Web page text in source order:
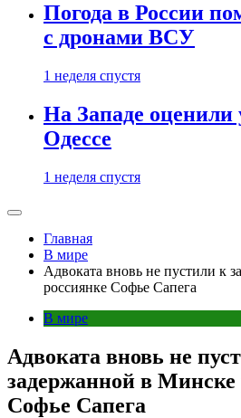
Погода в России
с дронами ВСУ
1 неделя спустя
На Западе оценили
Одессе
1 неделя спустя
Главная
В мире
Адвоката вновь не пустили к
россиянке Софье Сапега
В мире
Адвоката вновь не
задержанной в Минске
Софье Сапега